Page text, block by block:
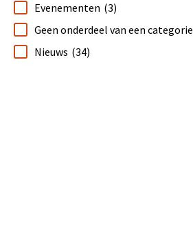
Evenementen (3)
Geen onderdeel van een categorie
Nieuws (34)